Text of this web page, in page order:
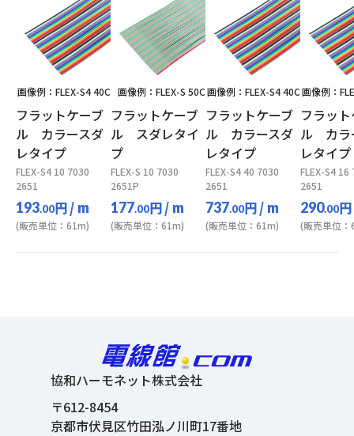
画像例：FLEX-S4 40C
フラットケーブ
ル カラースダ
レタイプ
FLEX-S4 10 7030
2651
193.00円/ m
(販売単位：61m)
画像例：FLEX-S 50C
フラットケーブ
ル スダレタイ
プ
FLEX-S 10 7030
2651P
177.00円/ m
(販売単位：61m)
画像例：FLEX-S4 40C
フラットケーブ
ル カラースダ
レタイプ
FLEX-S4 40 7030
2651
737.00円/ m
(販売単位：61m)
画像例：
フラッ
ル カラ
レタイプ
FLEX-S4 16
2651
290.00円
(販売単位
協和ハーモネット株式会社
〒612-8454
京都市伏見区竹田泓ノ川町17番地